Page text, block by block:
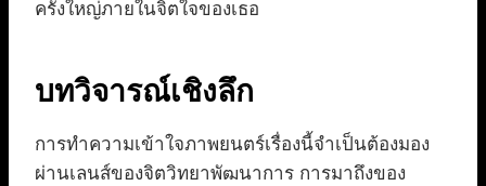
ครั้งใหญ่ภายในจิตใจของเธอ
บทวิจารณ์เชิงลึก
การทำความเข้าใจภาพยนตร์เรื่องนี้จำเป็นต้องมอง
ผ่านเลนส์ของจิตวิทยาพัฒนาการ การมาถึงของ